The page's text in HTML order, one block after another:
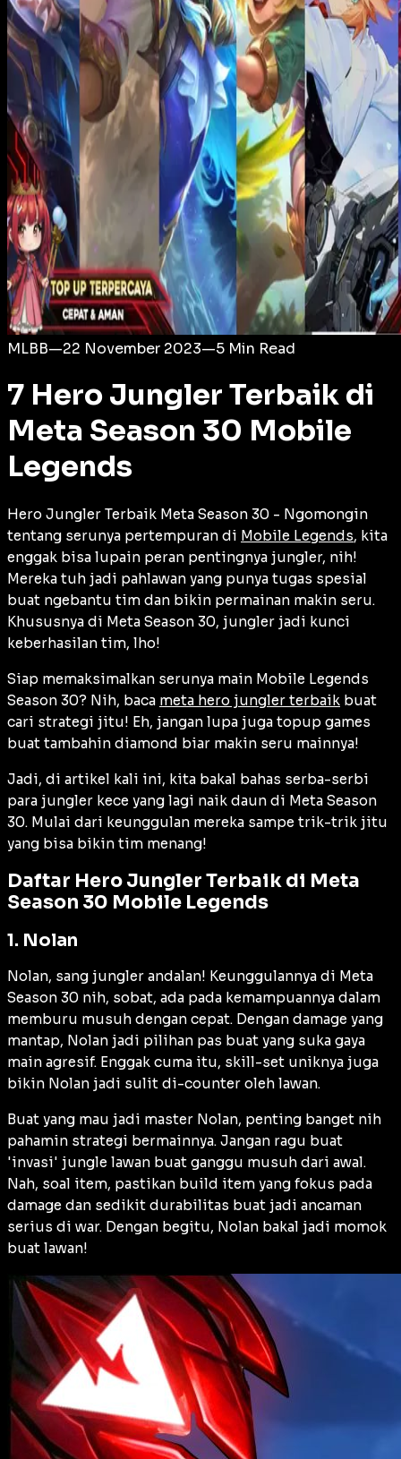
Login
MLBB—22 November 2023—5 Min Read
7 Hero Jungler Terbaik di
Meta Season 30 Mobile
Legends
Hero Jungler Terbaik Meta Season 30 - Ngomongin
tentang serunya pertempuran di Mobile Legends, kita
enggak bisa lupain peran pentingnya jungler, nih!
Mereka tuh jadi pahlawan yang punya tugas spesial
buat ngebantu tim dan bikin permainan makin seru.
Khususnya di Meta Season 30, jungler jadi kunci
keberhasilan tim, lho!
Siap memaksimalkan serunya main Mobile Legends
Season 30? Nih, baca meta hero jungler terbaik buat
cari strategi jitu! Eh, jangan lupa juga topup games
buat tambahin diamond biar makin seru mainnya!
Jadi, di artikel kali ini, kita bakal bahas serba-serbi
para jungler kece yang lagi naik daun di Meta Season
30. Mulai dari keunggulan mereka sampe trik-trik jitu
yang bisa bikin tim menang!
Daftar Hero Jungler Terbaik di Meta
Season 30 Mobile Legends
1. Nolan
Nolan, sang jungler andalan! Keunggulannya di Meta
Season 30 nih, sobat, ada pada kemampuannya dalam
memburu musuh dengan cepat. Dengan damage yang
mantap, Nolan jadi pilihan pas buat yang suka gaya
main agresif. Enggak cuma itu, skill-set uniknya juga
bikin Nolan jadi sulit di-counter oleh lawan.
Buat yang mau jadi master Nolan, penting banget nih
pahamin strategi bermainnya. Jangan ragu buat
'invasi' jungle lawan buat ganggu musuh dari awal.
Nah, soal item, pastikan build item yang fokus pada
damage dan sedikit durabilitas buat jadi ancaman
serius di war. Dengan begitu, Nolan bakal jadi momok
buat lawan!